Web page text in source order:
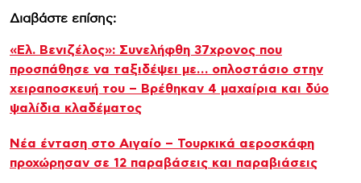
Διαβάστε επίσης:
«Ελ. Βενιζέλος»: Συνελήφθη 37χρονος που
προσπάθησε να ταξιδέψει με… οπλοστάσιο στην
χειραποσκευή του – Βρέθηκαν 4 μαχαίρια και δύο
ψαλίδια κλαδέματος
Νέα ένταση στο Αιγαίο – Τουρκικά αεροσκάφη
προχώρησαν σε 12 παραβάσεις και παραβιάσεις